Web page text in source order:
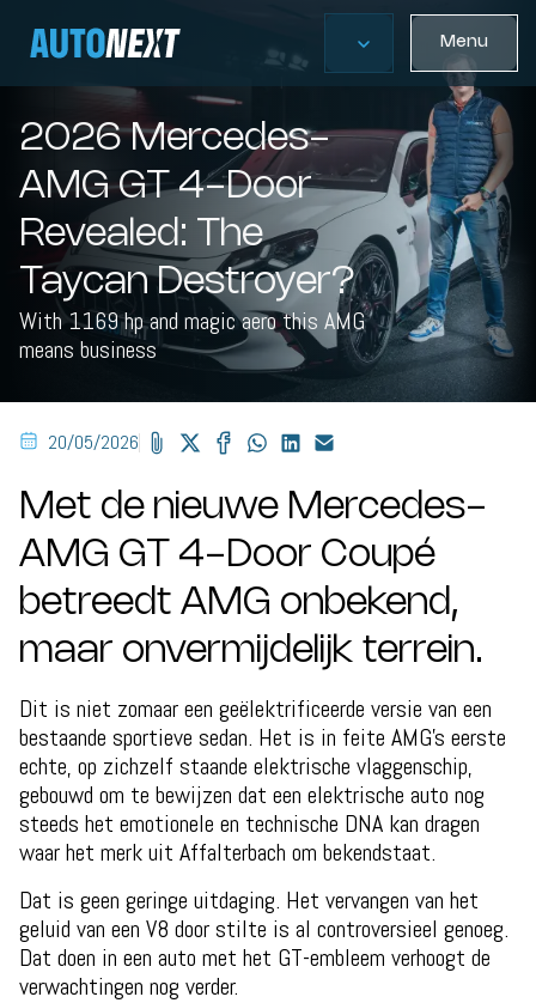
Menu
2026 Mercedes-
AMG GT 4-Door
Revealed: The
Taycan Destroyer?
With 1169 hp and magic aero this AMG
means business
20/05/2026
Met de nieuwe Mercedes-
AMG GT 4-Door Coupé
betreedt AMG onbekend,
maar onvermijdelijk terrein.
Dit is niet zomaar een geëlektrificeerde versie van een
bestaande sportieve sedan. Het is in feite AMG's eerste
echte, op zichzelf staande elektrische vlaggenschip,
gebouwd om te bewijzen dat een elektrische auto nog
steeds het emotionele en technische DNA kan dragen
waar het merk uit Affalterbach om bekendstaat.
Dat is geen geringe uitdaging. Het vervangen van het
geluid van een V8 door stilte is al controversieel genoeg.
Dat doen in een auto met het GT-embleem verhoogt de
verwachtingen nog verder.